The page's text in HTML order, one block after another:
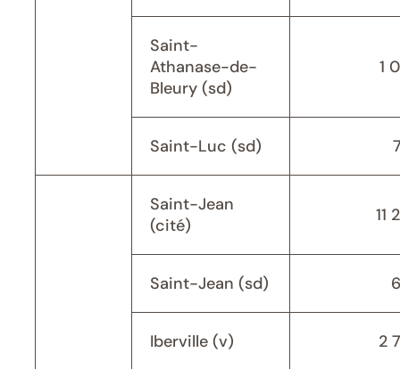
Saint-
Athanase-de-
Bleury (sd)
1
Saint-Luc (sd)
Saint-Jean
(cité)
11
Saint-Jean (sd)
Iberville (v) 2